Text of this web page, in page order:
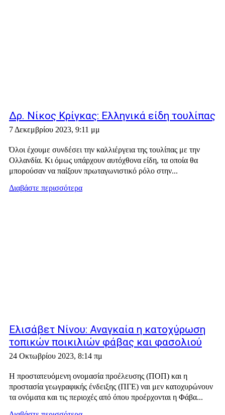
Δρ. Νίκος Κρίγκας: Ελληνικά είδη τουλίπας
7 Δεκεμβρίου 2023, 9:11 μμ
Όλοι έχουμε συνδέσει την καλλιέργεια της τουλίπας με την
Ολλανδία. Κι όμως υπάρχουν αυτόχθονα είδη, τα οποία θα
μπορούσαν να παίξουν πρωταγωνιστικό ρόλο στην...
Διαβάστε περισσότερα
Ελισάβετ Νίνου: Αναγκαία η κατοχύρωση
τοπικών ποικιλιών φάβας και φασολιού
24 Οκτωβρίου 2023, 8:14 πμ
Η προστατευόμενη ονομασία προέλευσης (ΠΟΠ) και η
προστασία γεωγραφικής ένδειξης (ΠΓΕ) ναι μεν κατοχυρώνουν
τα ονόματα και τις περιοχές από όπου προέρχονται η Φάβα...